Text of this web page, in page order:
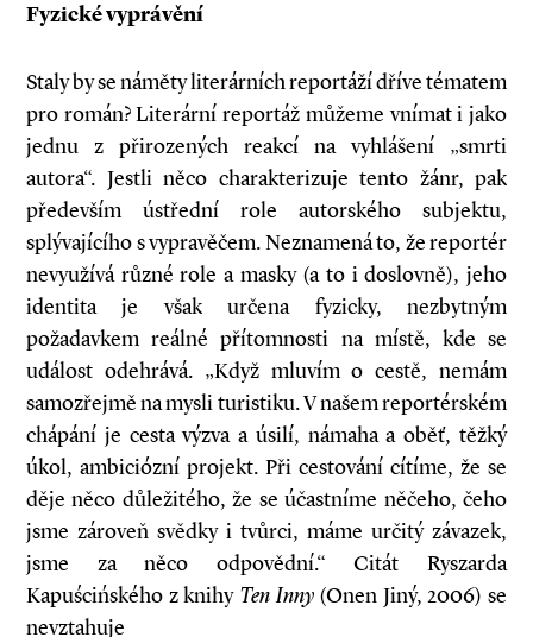
Fyzické vyprávění
Staly by se náměty literárních reportáží dříve tématem
pro román? Literární reportáž můžeme vnímat i jako
jednu z přirozených reakcí na vyhlášení „smrti
autora“. Jestli něco charakterizuje tento žánr, pak
především ústřední role autorského subjektu,
splývajícího s vypravěčem. Neznamená to, že reportér
nevyužívá různé role a masky (a to i doslovně), jeho
identita je však určena fyzicky, nezbytným
požadavkem reálné přítomnosti na místě, kde se
událost odehrává. „Když mluvím o cestě, nemám
samozřejmě na mysli turistiku. V našem reportérském
chápání je cesta výzva a úsilí, námaha a oběť, těžký
úkol, ambiciózní projekt. Při cestování cítíme, že se
děje něco důležitého, že se účastníme něčeho, čeho
jsme zároveň svědky i tvůrci, máme určitý závazek,
jsme za něco odpovědní.“ Citát Ryszarda
Kapuścińského z knihy Ten Inny(Onen Jiný, 2006) se
nevztahuje